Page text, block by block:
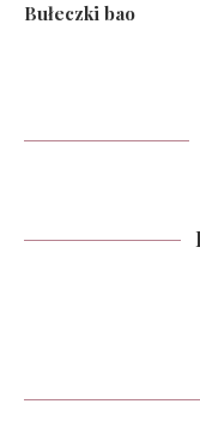
Bułeczki bao